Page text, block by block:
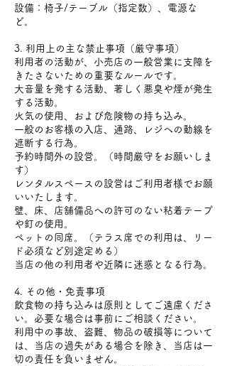
設備：椅子/テーブル（指定数）、電源な
ど。
3. 利用上の主な禁止事項（厳守事項）
利用者の活動が、小売店の一般営業に支障を
きたさないための重要なルールです。
大音量を発する活動、著しく悪臭や煙が発生
する活動。
火気の使用、および危険物の持ち込み。
一般のお客様の入店、通路、レジへの動線を
遮断する行為。
予約時間外の設営。（時間厳守をお願いしま
す）
レンタルスペースの設営はご利用者様でお願
いいたします。
壁、床、店舗備品への許可のない粘着テープ
や釘の使用。
ペットの同席。（テラス席での利用は、リー
ド必須など別途定める）
当店の他の利用者や近隣に迷惑となる行為。
4. その他・免責事項
飲食物の持ち込みは原則としてご遠慮くださ
い。必要な場合は事前にご相談ください。
利用中の事故、盗難、物品の破損等について
は、当店の過失がある場合を除き、当店は一
切の責任を負いません。